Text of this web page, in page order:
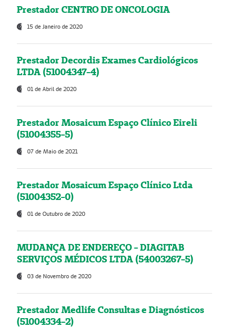
Prestador CENTRO DE ONCOLOGIA
15 de Janeiro de 2020
Prestador Decordis Exames Cardiológicos
LTDA (51004347-4)
01 de Abril de 2020
Prestador Mosaicum Espaço Clínico Eireli
(51004355-5)
07 de Maio de 2021
Prestador Mosaicum Espaço Clínico Ltda
(51004352-0)
01 de Outubro de 2020
MUDANÇA DE ENDEREÇO - DIAGITAB
SERVIÇOS MÉDICOS LTDA (54003267-5)
03 de Novembro de 2020
Prestador Medlife Consultas e Diagnósticos
(51004334-2)